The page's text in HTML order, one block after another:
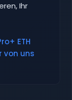
Ihr
ETH
von uns